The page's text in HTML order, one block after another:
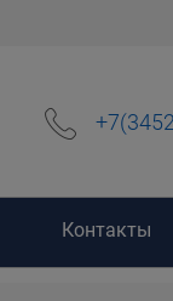
Контакты